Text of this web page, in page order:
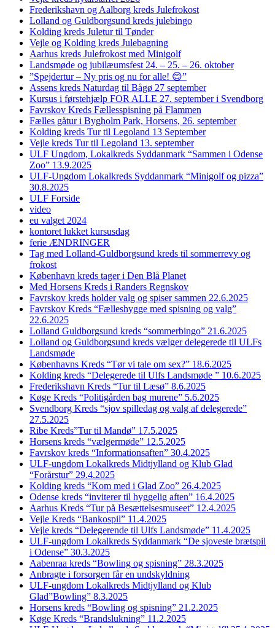
Frederikshavn og Aalborg kreds Julefrokost
Lolland og Guldborgsund kreds julebingo
Kolding kreds Juletur til Tønder
Vejle og Kolding kreds Julebagning
Aarhus kreds Julefrokost med Minigolf
Landsmøde og jubilæumsfest 24. – 25. – 26. oktober
”Spejdertur – Ny pris og nu for alle! 😊”
Assens kreds Naturdag til Bågø 27 september
Kursus i førstehjælp FOR ALLE 27. september i Svendborg
Favrskov Kreds Fællesspisning på Flammen
Fælles gåtur i Bygholm Park, Horsens, 26. september
Kolding kreds Tur til Legoland 13 September
Vejle kreds Tur til Legoland 13. september
ULF Ungdom, Lokalkreds Syddanmark “Sammen i Odense
Zoo” 13.9.2025
ULF-Ungdom Lokalkreds Syddanmark “Minigolf og pizza”
30.8.2025
ULF Forside
video
eu valget 2024
kontoret lukket kursusdag
ferie ÆNDRINGER
Tag med Lolland-Guldborgsund kreds til sommerrevy og
frokost
København kreds tager i Den Blå Planet
Med Horsens Kreds i Randers Regnskov
Favrskov kreds holder valg og spiser sammen 22.6.2025
Favrskov Kreds “Fælleshygge med spisning og valg”
22.6.2025
Lolland Guldborgsund kreds “sommerbingo” 21.6.2025
Lolland og Guldborgsund kreds vælger delegerede til ULFs
Landsmøde
Københavns Kreds “Tør vi tale om sex?” 18.6.2025
Kolding kreds “Delegerede til Ulfs Landsmøde ” 10.6.2025
Frederikshavn Kreds “Tur til Læsø” 8.6.2025
Køge Kreds “Politigården bag murene” 5.6.2025
Svendborg Kreds “sjov spilledag og valg af delegerede”
27.5.2025
Ribe Kreds”Tur til Mandø” 17.5.2025
Horsens kreds “vælgermøde” 12.5.2025
Favrskov kreds “Informationsaften” 30.4.2025
ULF-ungdom Lokalkreds Midtjylland og Klub Glad
“Forårstur” 29.4.2025
Kolding kreds “Kom med i Glad Zoo” 26.4.2025
Odense kreds “inviterer til hyggelig aften” 16.4.2025
Aarhus Kreds “Tur på Besættelsesmuseet” 12.4.2025
Vejle Kreds “Bankospil” 11.4.2025
Vejle kreds “Delegerende til Ulfs Landsmøde” 11.4.2025
ULF-ungdom Lokalkreds Syddanmark “De sjoveste brætspil
i Odense” 30.3.2025
Aabenraa kreds “Bowling og spisning” 28.3.2025
Anbragte i forsorgen får en undskyldning
ULF-ungdom Lokalkreds Midtjylland og Klub
Glad”Bowling” 8.3.2025
Horsens kreds “Bowling og spisning” 21.2.2025
Køge Kreds “Brandslukning” 11.2.2025